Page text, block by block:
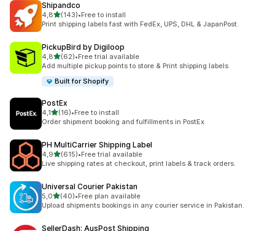
Shipandco
4,8de 5 estrelas
(143)
143 total de avaliações
•Free to install
Print shipping labels fast with FedEx, UPS, DHL & JapanPost.
PickupBird by Digiloop
4,8de 5 estrelas
(62)
62 total de avaliações
•Free trial available
Add multiple pickup points to store & Print shipping labels
Built for Shopify
PostEx
4,1de 5 estrelas
(16)
16 total de avaliações
•Free to install
Order shipment booking and fulfillments in PostEx
PH MultiCarrier Shipping Label
4,9de 5 estrelas
(615)
615 total de avaliações
•Free trial available
Live shipping rates at checkout, print labels & track orders.
Universal Courier Pakistan
5,0de 5 estrelas
(40)
40 total de avaliações
•Free plan available
Upload shipments bookings in any courier service in Pakistan.
SellerDash: AusPost Shipping